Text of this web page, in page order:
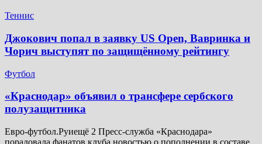
Теннис
Джокович попал в заявку US Open, Вавринка и
Чорич выступят по защищённому рейтингу
Футбол
​«Краснодар» объявил о трансфере сербского
полузащитника
Евро-футбол.Руиещё 2 Пресс-служба «Краснодара»
порадовала фанатов клуба новостью о пополнении в составе.